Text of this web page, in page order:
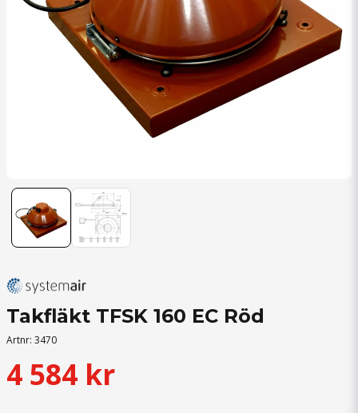
Takfläkt TFSK 160 EC Röd
Artnr: 3470
4 584 kr